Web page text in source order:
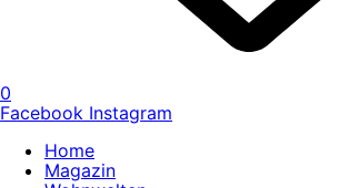
0
Facebook Instagram
Home
Magazin